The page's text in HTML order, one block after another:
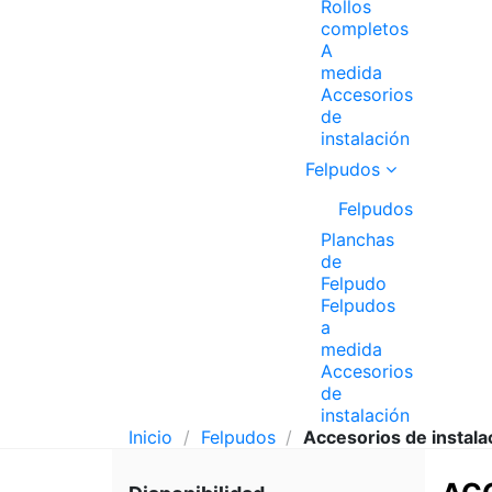
Rollos
completos
A
medida
Accesorios
de
instalación
Felpudos
Felpudos
Planchas
de
Felpudo
Felpudos
a
medida
Accesorios
de
instalación
Inicio
Felpudos Accesorios de